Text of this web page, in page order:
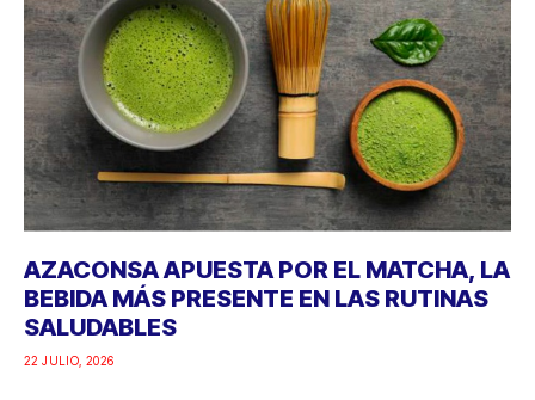
AZACONSA APUESTA POR EL MATCHA, LA
BEBIDA MÁS PRESENTE EN LAS RUTINAS
SALUDABLES
22 JULIO, 2026